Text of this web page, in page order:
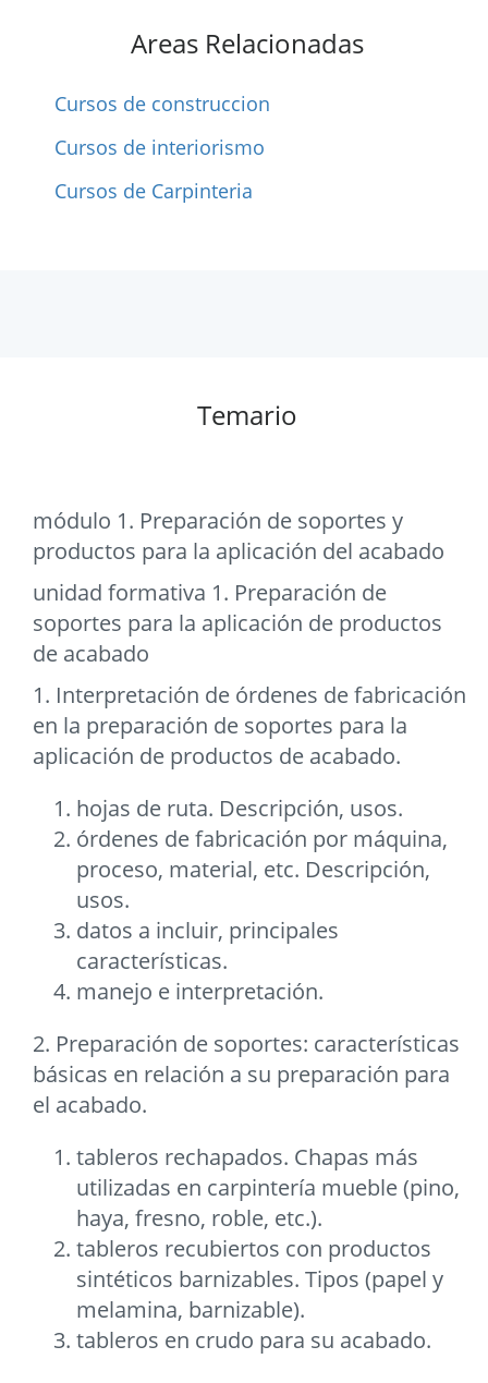
Areas Relacionadas
Cursos de construccion
Cursos de interiorismo
Cursos de Carpinteria
Temario
módulo 1. Preparación de soportes y
productos para la aplicación del acabado
unidad formativa 1. Preparación de
soportes para la aplicación de productos
de acabado
1. Interpretación de órdenes de fabricación
en la preparación de soportes para la
aplicación de productos de acabado.
hojas de ruta. Descripción, usos.
órdenes de fabricación por máquina,
proceso, material, etc. Descripción,
usos.
datos a incluir, principales
características.
manejo e interpretación.
2. Preparación de soportes: características
básicas en relación a su preparación para
el acabado.
tableros rechapados. Chapas más
utilizadas en carpintería mueble (pino,
haya, fresno, roble, etc.).
tableros recubiertos con productos
sintéticos barnizables. Tipos (papel y
melamina, barnizable).
tableros en crudo para su acabado.